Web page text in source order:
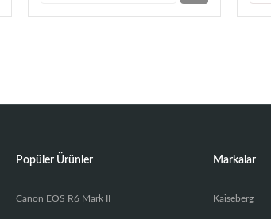
Popüler Ürünler
Canon EOS R6 Mark II
Markalar
Kaiseberg